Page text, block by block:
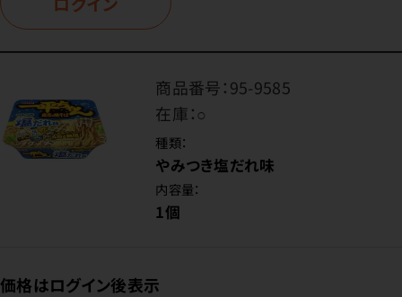
商品番号：95-9585
在庫：○
種類：
やみつき塩だれ味
内容量：
1個
価格はログイン後表示